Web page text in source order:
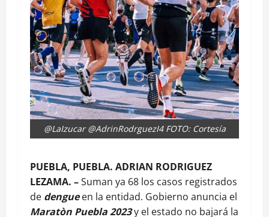
@LaIzucar @AdrinRodrguezI4 FOTO: Cortesía
PUEBLA, PUEBLA. ADRIAN RODRIGUEZ
LEZAMA. –Suman ya 68 los casos registrados
de dengueen la entidad. Gobierno anuncia el
Maratòn Puebla 2023y el estado no bajará la